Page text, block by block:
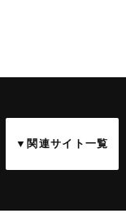
▼関連サイト一覧